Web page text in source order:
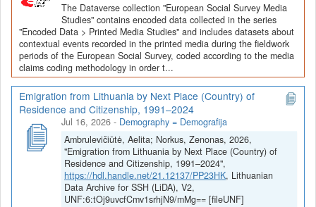
The Dataverse collection "European Social Survey Media
Studies" contains encoded data collected in the series
"Encoded Data > Printed Media Studies" and includes datasets about
contextual events recorded in the printed media during the fieldwork
periods of the European Social Survey, coded according to the media
claims coding methodology in order t...
Emigration from Lithuania by Next Place (Country) of
Residence and Citizenship, 1991–2024
Jul 16, 2026 - Demography = Demografija
Ambrulevičiūtė, Aelita; Norkus, Zenonas, 2026,
"Emigration from Lithuania by Next Place (Country) of
Residence and Citizenship, 1991–2024",
https://hdl.handle.net/21.12137/PP23HK, Lithuanian
Data Archive for SSH (LiDA), V2,
UNF:6:tOj9uvcfCmv1srhjN9/mMg== [fileUNF]